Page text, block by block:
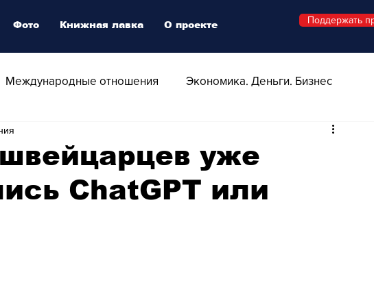
Международные отношения Экономика. Деньги. Бизнес
Swiss Афиша Стиль Стильный четверг
уже
ChatGPT или
Фото Книжная лавка О проекте Поддержать